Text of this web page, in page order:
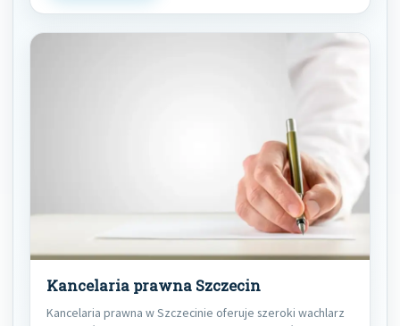
Kancelaria prawna Szczecin
Kancelaria prawna w Szczecinie oferuje szeroki wachlarz